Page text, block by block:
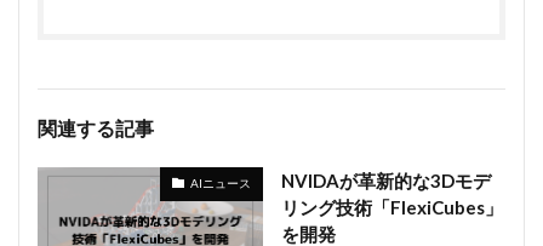
関連する記事
AIニュース
NVIDAが革新的な3Dモデ
リング技術「FlexiCubes」
を開発